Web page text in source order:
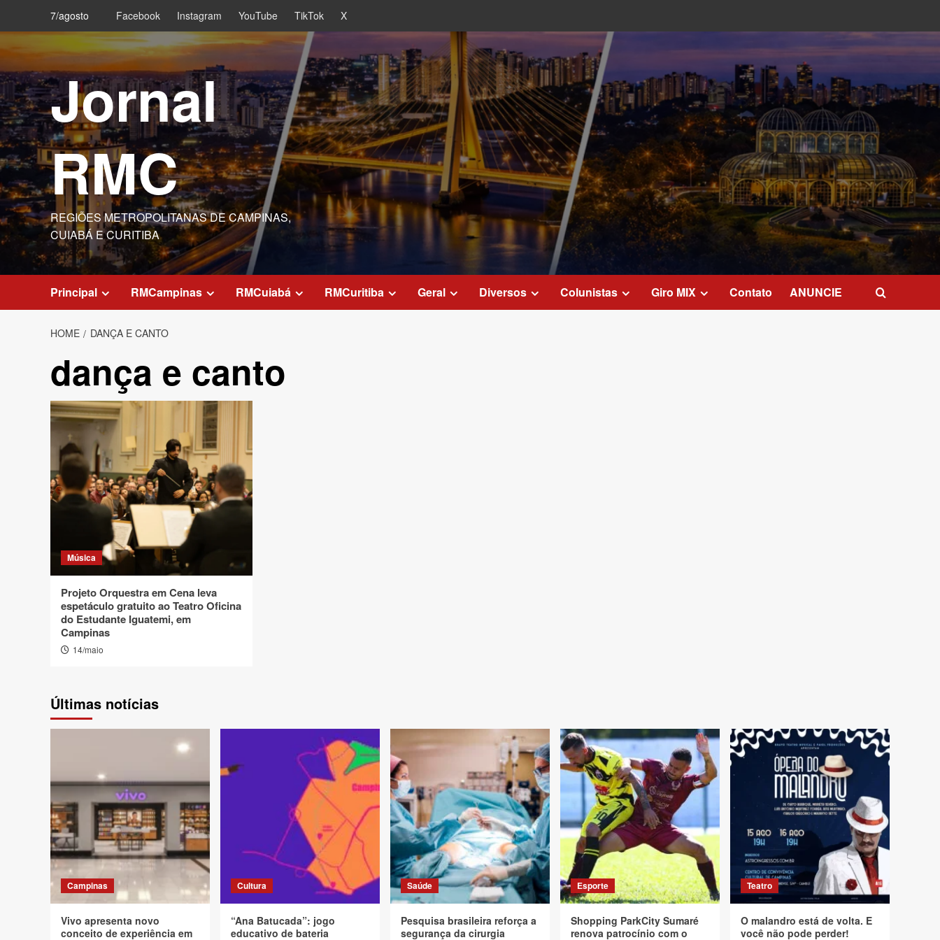
content
7/agosto Facebook Instagram YouTube TikTok X
Jornal
RMC
REGIÕES METROPOLITANAS DE CAMPINAS,
CUIABÁ E CURITIBA
Principal RMCampinas RMCuiabá RMCuritiba Geral Diversos Colunistas Giro MIX Contato ANUNCIE
HOME DANÇA E CANTO
dança e canto
Música
Projeto Orquestra em Cena leva
espetáculo gratuito ao Teatro Oficina
do Estudante Iguatemi, em
Campinas
14/maio
Últimas notícias
Campinas
Vivo apresenta novo
conceito de experiência em
Cultura
“Ana Batucada”: jogo
educativo de bateria
Saúde
Pesquisa brasileira reforça a
segurança da cirurgia
Esporte
Shopping ParkCity Sumaré
renova patrocínio com o
Teatro
O malandro está de volta. E
você não pode perder!